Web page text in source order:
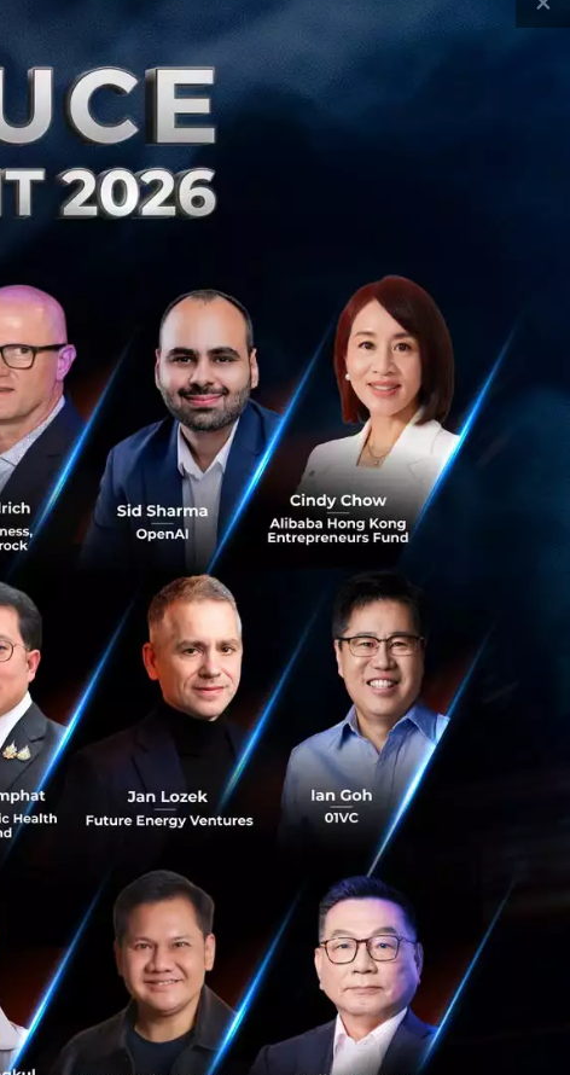
เป็นของตัวเอง และ
ห้ต้องสร้างความแตก
ยต่อบริษัทเล็กๆ
งรายงานหัวหน้า
ติการโดยตรง ถ้ายัง
กๆ ที่มีพนักงาน 8 คน
บแผนการตลาด ใช้
พื้นฐานอย่างชื่อบริษัท
อยู่แล้วว่าจะได้พบ
เวลาและเงินในการ
ข้อแลกเปลี่ยนอะไร
า เพราะคุณจะเรียน